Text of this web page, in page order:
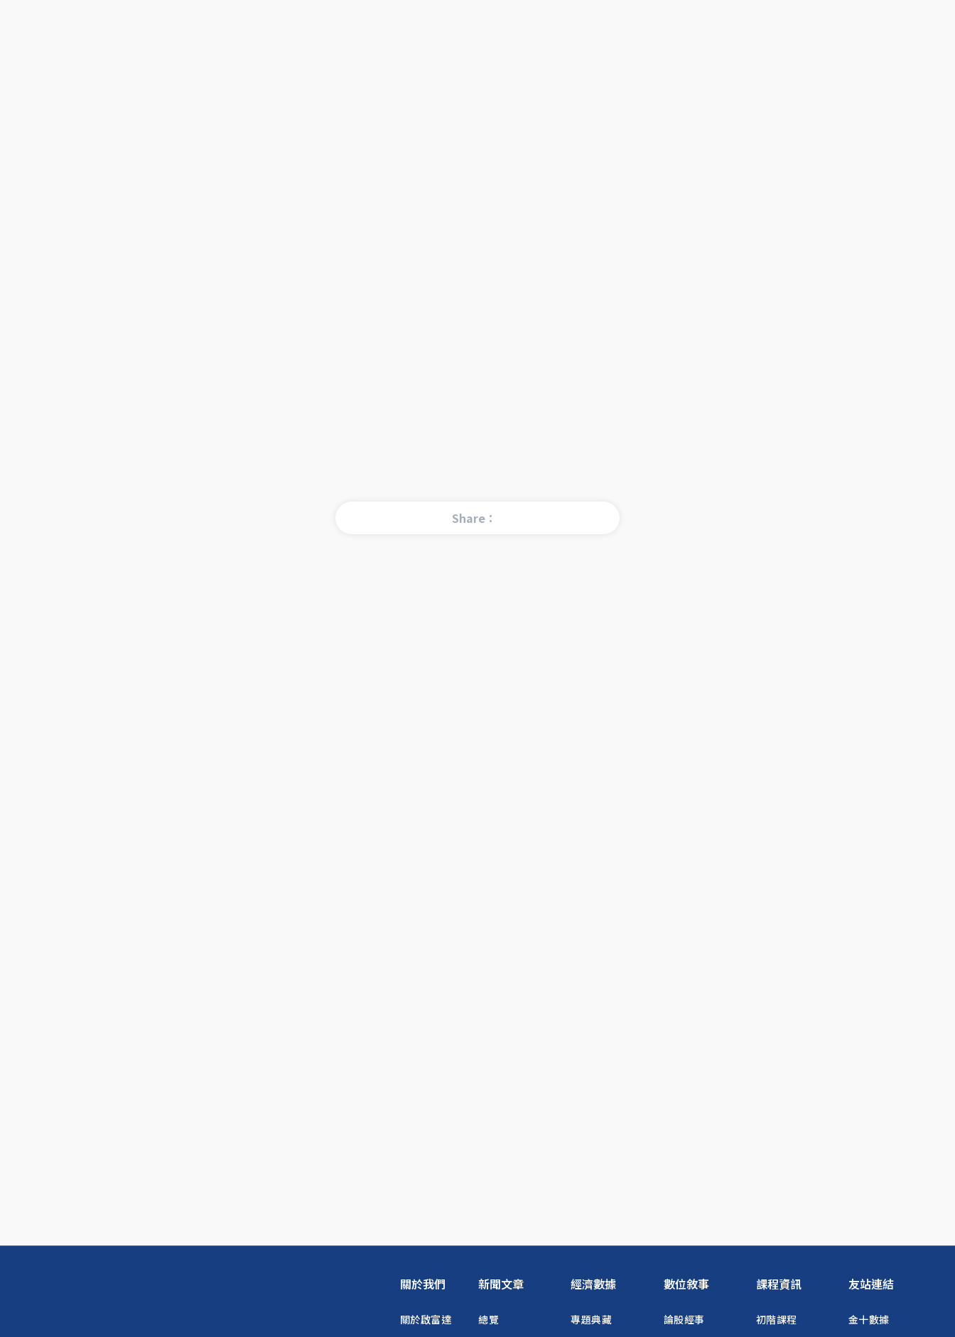
Share：
關於我們
關於啟富達
新聞文章
總覽
經濟數據
專題典藏
數位敘事
論股經事
課程資訊
初階課程
友站連結
金十數據